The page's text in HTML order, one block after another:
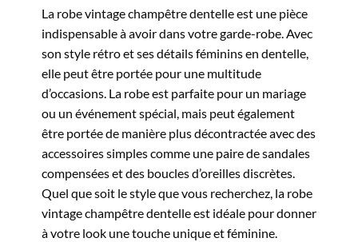
La robe vintage champêtre dentelle est une pièce
indispensable à avoir dans votre garde-robe. Avec
son style rétro et ses détails féminins en dentelle,
elle peut être portée pour une multitude
d’occasions. La robe est parfaite pour un mariage
ou un événement spécial, mais peut également
être portée de manière plus décontractée avec des
accessoires simples comme une paire de sandales
compensées et des boucles d’oreilles discrètes.
Quel que soit le style que vous recherchez, la robe
vintage champêtre dentelle est idéale pour donner
à votre look une touche unique et féminine.